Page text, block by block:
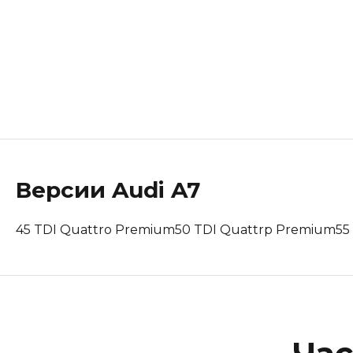
Rolls-Royce
Версии Audi A7
45 TDI Quattro Premium50 TDI Quattrp Premium